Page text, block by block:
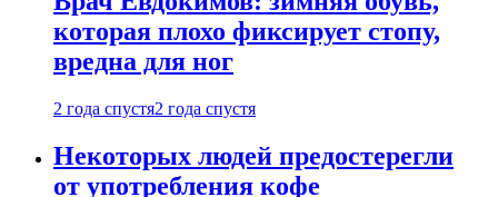
которая плохо фиксирует стопу,
вредна для ног
2 года спустя2 года спустя
Некоторых людей предостерегли
от употребления кофе